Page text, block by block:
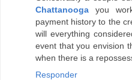
Chattanooga you
payment history to the
will everything
event that you envision
when there is a
Responder